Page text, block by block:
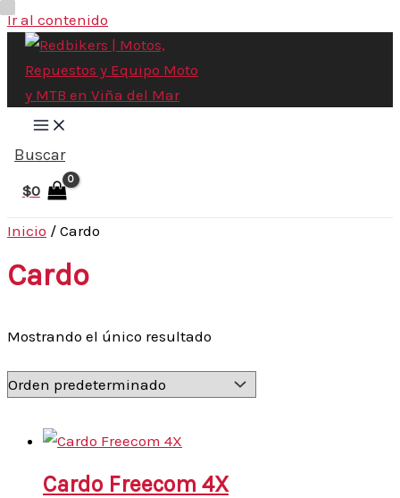
Ir al contenido
Buscar
$0
Inicio / Cardo
Cardo
Mostrando el único resultado
Cardo Freecom 4X